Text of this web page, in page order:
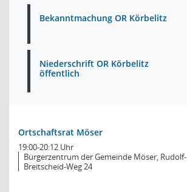
Bekanntmachung OR Körbelitz
Niederschrift OR Körbelitz
öffentlich
Ortschaftsrat Möser
19:00-20:12 Uhr
Bürgerzentrum der Gemeinde Möser, Rudolf-
Breitscheid-Weg 24